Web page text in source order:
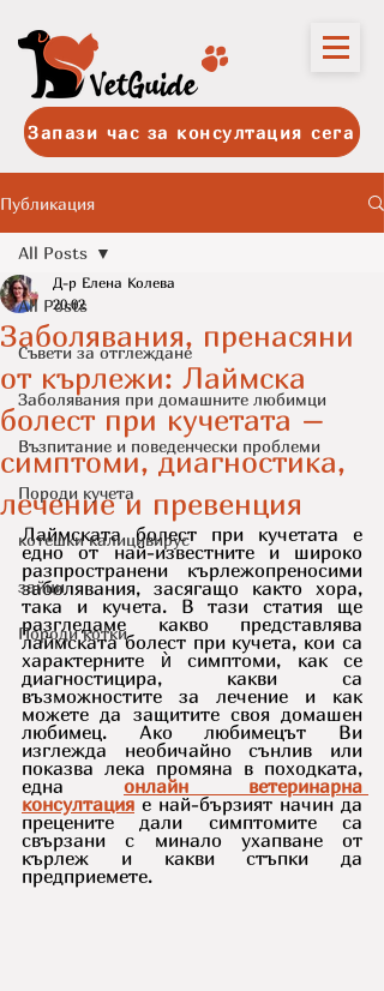
Запази час за консултация сега
Публикация
All Posts
Съвети за отглеждане
Заболявания при домашните любимци
Възпитание и поведенчески проблеми
Породи кучета
котешки калицивирус
зайци
Породи котки
All Posts
Заболявания, пренасяни
от кърлежи: Лаймска
болест при кучетата –
симптоми, диагностика,
лечение и превенция
Д-р Елена Колева
20.02
Лаймската болест при кучетата е
едно от най-известните и широко
разпространени кърлежопреносими
заболявания, засягащо както хора,
така и кучета. В тази статия ще
разгледаме какво представлява
лаймската болест при кучета, кои са
характерните ѝ симптоми, как се
диагностицира, какви са
възможностите за лечение и как
можете да защитите своя домашен
любимец. Ако любимецът Ви
изглежда необичайно сънлив или
показва лека промяна в походката,
една онлайн ветеринарна
консултация е най-бързият начин да
прецените дали симптомите са
свързани с минало ухапване от
кърлеж и какви стъпки да
предприемете.